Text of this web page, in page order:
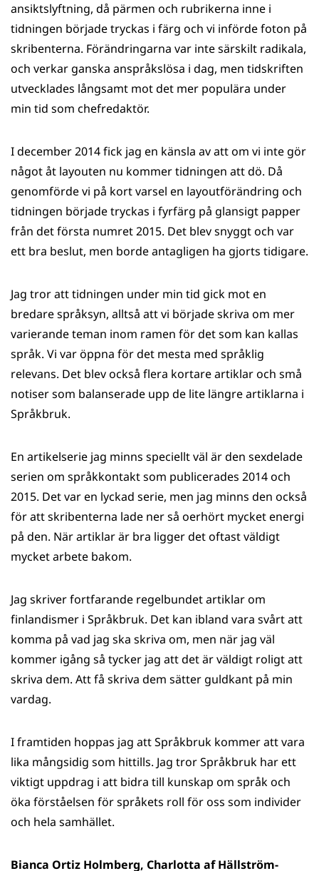
ansiktslyftning, då pärmen och rubrikerna inne i
tidningen började tryckas i färg och vi införde foton på
skribenterna. Förändringarna var inte särskilt radikala,
och verkar ganska anspråkslösa i dag, men tidskriften
utvecklades långsamt mot det mer populära under
min tid som chefredaktör.
I december 2014 fick jag en känsla av att om vi inte gör
något åt layouten nu kommer tidningen att dö. Då
genomförde vi på kort varsel en layoutförändring och
tidningen började tryckas i fyrfärg på glansigt papper
från det första numret 2015. Det blev snyggt och var
ett bra beslut, men borde antagligen ha gjorts tidigare.
Jag tror att tidningen under min tid gick mot en
bredare språksyn, alltså att vi började skriva om mer
varierande teman inom ramen för det som kan kallas
språk. Vi var öppna för det mesta med språklig
relevans. Det blev också flera kortare artiklar och små
notiser som balanserade upp de lite längre artiklarna i
Språkbruk.
En artikelserie jag minns speciellt väl är den sexdelade
serien om språkkontakt som publicerades 2014 och
2015. Det var en lyckad serie, men jag minns den också
för att skribenterna lade ner så oerhört mycket energi
på den. När artiklar är bra ligger det oftast väldigt
mycket arbete bakom.
Jag skriver fortfarande regelbundet artiklar om
finlandismer i Språkbruk. Det kan ibland vara svårt att
komma på vad jag ska skriva om, men när jag väl
kommer igång så tycker jag att det är väldigt roligt att
skriva dem. Att få skriva dem sätter guldkant på min
vardag.
I framtiden hoppas jag att Språkbruk kommer att vara
lika mångsidig som hittills. Jag tror Språkbruk har ett
viktigt uppdrag i att bidra till kunskap om språk och
öka förståelsen för språkets roll för oss som individer
och hela samhället.
Bianca Ortiz Holmberg, Charlotta af Hällström-